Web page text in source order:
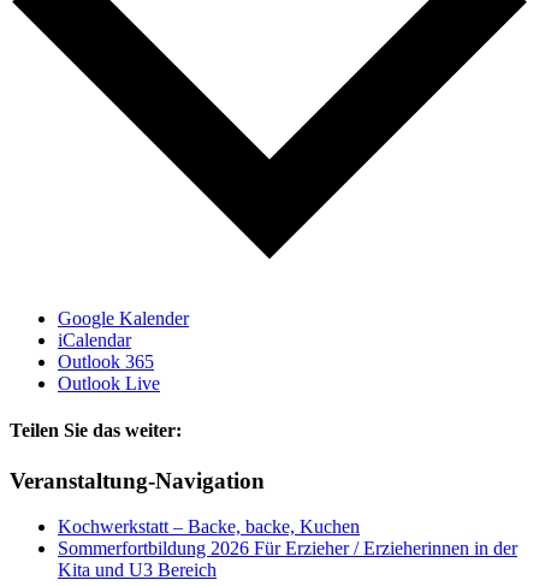
Google Kalender
iCalendar
Outlook 365
Outlook Live
Teilen Sie das weiter:
Facebook
X
E-
Veranstaltung-Navigation
Kochwerkstatt – Backe, backe, Kuchen
Sommerfortbildung 2026 Für Erzieher / Erzieherinnen in der
Kita und U3 Bereich